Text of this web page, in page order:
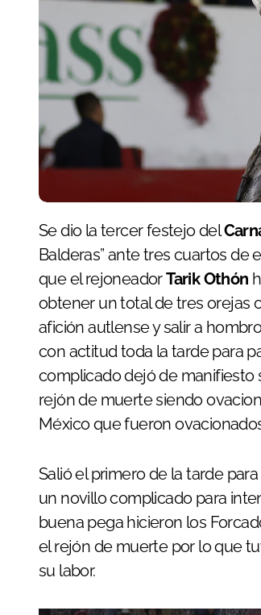
Se dio la tercer festejo del
Balderas” ante tres cuartos de
que el rejoneadorTarik Othón
obtener un total de tres orejas
afición autlense y salir a
con actitud toda la tarde para
complicado dejó de manifiesto
rejón de muerte siendo
México que fueron
Salió el primero de la tarde
un novillo complicado para
buena pega hicieron los
el rejón de muerte por lo que
su labor.